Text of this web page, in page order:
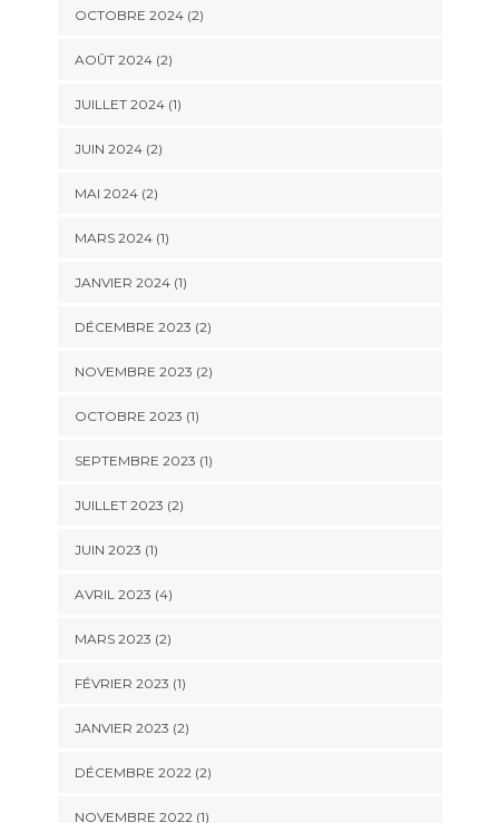
OCTOBRE 2024(2)
AOÛT 2024(2)
JUILLET 2024(1)
JUIN 2024(2)
MAI 2024(2)
MARS 2024(1)
JANVIER 2024(1)
DÉCEMBRE 2023 (2)
NOVEMBRE 2023 (2)
OCTOBRE 2023 (1)
SEPTEMBRE 2023 (1)
JUILLET 2023 (2)
JUIN 2023 (1)
AVRIL 2023 (4)
MARS 2023 (2)
FÉVRIER 2023 (1)
JANVIER 2023 (2)
DÉCEMBRE 2022(2)
NOVEMBRE 2022(1)